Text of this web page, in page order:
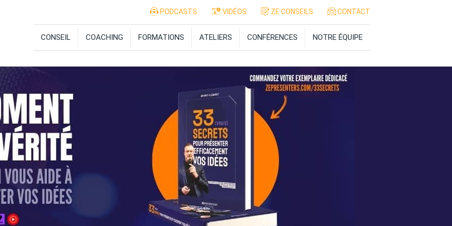
PODCASTS VIDÉOS ZE CONSEILS CONTACT
CONSEIL COACHING FORMATIONS ATELIERS CONFÉRENCES NOTRE ÉQUIPE